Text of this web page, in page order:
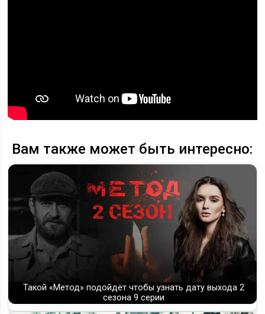
Вам также может быть интересно:
Такой «Метод» подойдёт чтобы узнать дату выхода 2
сезона 9 серии